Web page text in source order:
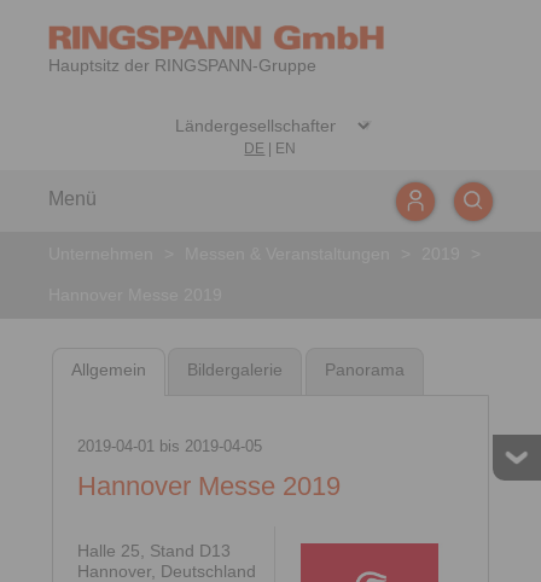
Hauptsitz der RINGSPANN-Gruppe
DE EN
Menü
Allgemein Bildergalerie Panorama
2019-04-01bis 2019-04-05
Hannover Messe 2019
Halle 25, Stand D13
Hannover, Deutschland